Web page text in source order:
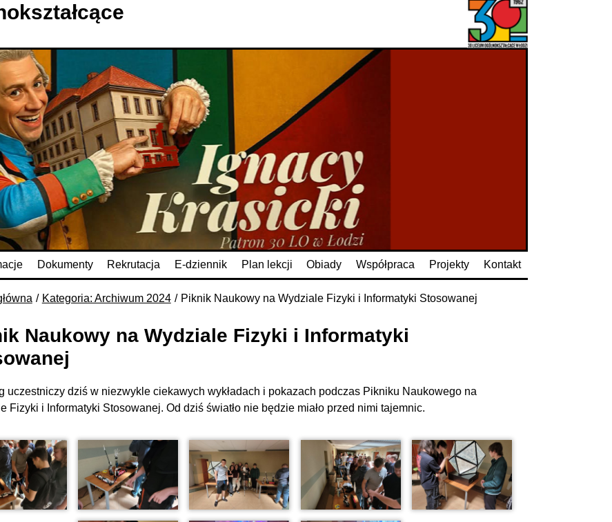
Dokumenty Rekrutacja E-dziennik Plan lekcji Obiady Współpraca Projekty Kontakt
Kategoria: Archiwum 2024 Piknik Naukowy na Wydziale Fizyki i Informatyki Stosowanej
Naukowy na Wydziale Fizyki i Informatyki
uczestniczy dziś w niezwykle ciekawych wykładach i pokazach podczas Pikniku Naukowego na
Fizyki i Informatyki Stosowanej. Od dziś światło nie będzie miało przed nimi tajemnic.